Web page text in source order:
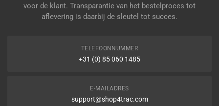
voor de klant. Transparantie van het bestelproces tot
aflevering is daarbij de sleutel tot succes.
TELEFOONNUMMER
+31 (0) 85 060 1485
E-MAILADRES
support@shop4trac.com